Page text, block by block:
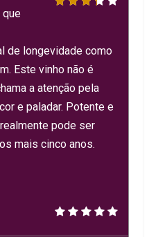
que
de longevidade como
Este vinho não é
a atenção pela
e paladar. Potente e
pode ser
mais cinco anos.